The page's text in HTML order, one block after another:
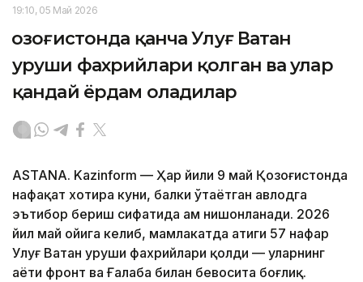
19:10, 05 Май 2026
Қозоғистонда қанча Улуғ Ватан
уруши фахрийлари қолган ва улар
қандай ёрдам оладилар
ASTANA. Kazinform — Ҳар йили 9 май Қозоғистонда
нафақат хотира куни, балки ўтаётган авлодга
эътибор бериш сифатида ҳам нишонланади. 2026
йил май ойига келиб, мамлакатда атиги 57 нафар
Улуғ Ватан уруши фахрийлари қолди — уларнинг
ҳаёти фронт ва Ғалаба билан бевосита боғлиқ.